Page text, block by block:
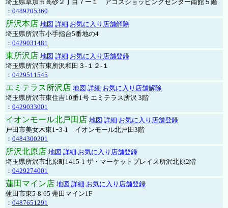
埼玉県草加市高砂２丁目７ー１ アコスショッピングセンター南館５階
： 0489205360
所沢本店 地図 詳細 お気に入り店舗解除
埼玉県所沢市小手指台5番地の4
： 0429031481
東所沢店 地図 詳細 お気に入り店舗登録
埼玉県所沢市東所沢和田３-１２-１
： 0429511545
エミテラス所沢店 地図 詳細 お気に入り店舗解除
埼玉県所沢市東住吉10番1号 エミテラス所沢 3階
： 0429033001
イオンモール北戸田店 地図 詳細 お気に入り店舗登録
戸田市美女木東1ｰ3‐1 イオンモール北戸田3階
： 0484300201
所沢北原店 地図 詳細 お気に入り店舗登録
埼玉県所沢市北原町1415-1 ザ・マーケットプレイス所沢北原2階
： 0429274001
蓮田マイン店 地図 詳細 お気に入り店舗登録
蓮田市東5-8-65 蓮田マイン1F
： 0487651291